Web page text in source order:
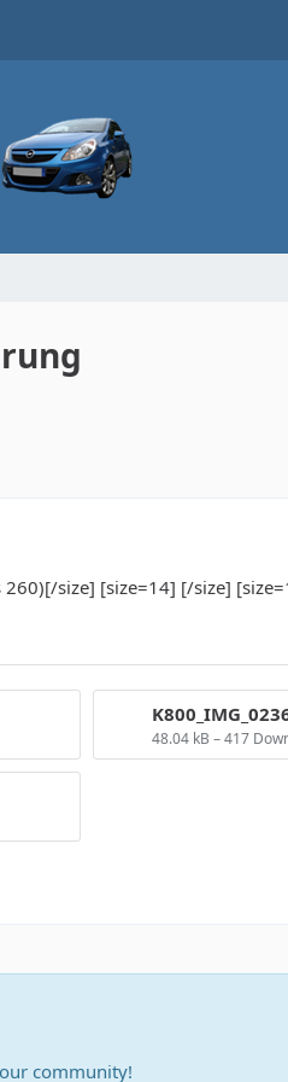
size] [size=14] [/size]
48.04 kB – 417
community!